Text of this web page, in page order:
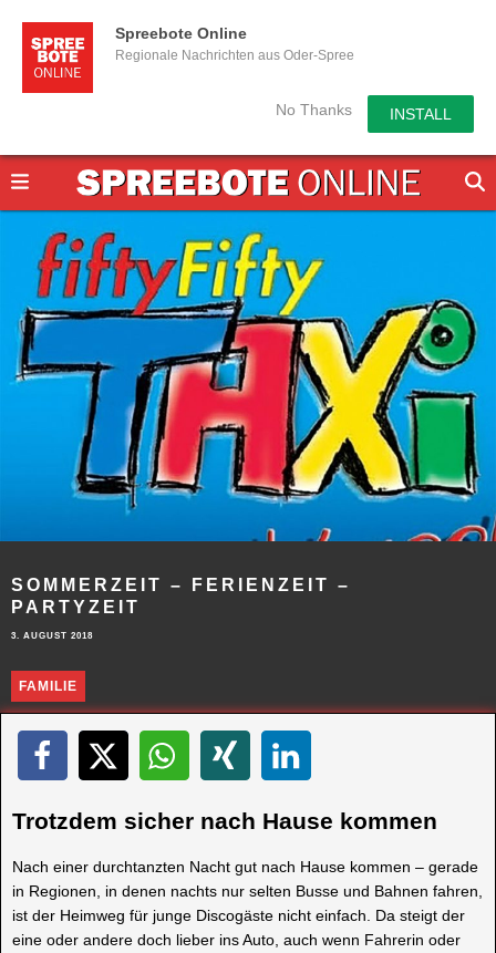
Spreebote Online
Regionale Nachrichten aus Oder-Spree
No Thanks INSTALL
SOMMERZEIT – FERIENZEIT –
PARTYZEIT
3. AUGUST 2018
FAMILIE
Trotzdem sicher nach Hause kommen
Nach einer durchtanzten Nacht gut nach Hause kommen – gerade
in Regionen, in denen nachts nur selten Busse und Bahnen fahren,
ist der Heimweg für junge Discogäste nicht einfach. Da steigt der
eine oder andere doch lieber ins Auto, auch wenn Fahrerin oder